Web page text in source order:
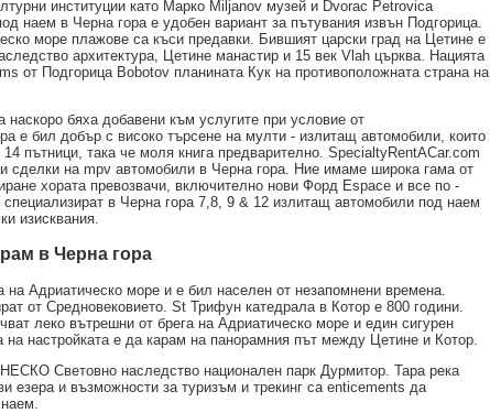
институции като Марко Miljanov музей и Dvorac Petrovica
наем в Черна гора е удобен вариант за пътувания извън Подгорица.
море плажове са къси предавки. Бившият царски град на Цетине е
архитектура, Цетине манастир и 15 век Vlah църква. Нацията
от Подгорица Bobotov планината Кук на противоположната страна на
бяха добавени към услугите при условие от
е бил добър с високо търсене на мулти - излитащ автомобили, които
пътници, така че моля книга предварително. SpecialtyRentACar.com
сделки на mpv автомобили в Черна гора. Ние имаме широка гама от
хората превозвачи, включително нови Форд Espace и все по -
в Черна гора 7,8, 9 & 12 излитащ автомобили под наем
изисквания.
в Черна гора
Адриатическо море и е бил населен от незапомнени времена.
от Средновековието. St Трифун катедрала в Котор е 800 години.
леко вътрешни от брега на Адриатическо море и един сигурен
на настройката е да карам на панорамния път между Цетине и Котор.
Световно наследство национален парк Дурмитор. Тара река
езера и възможности за туризъм и трекинг са enticements да